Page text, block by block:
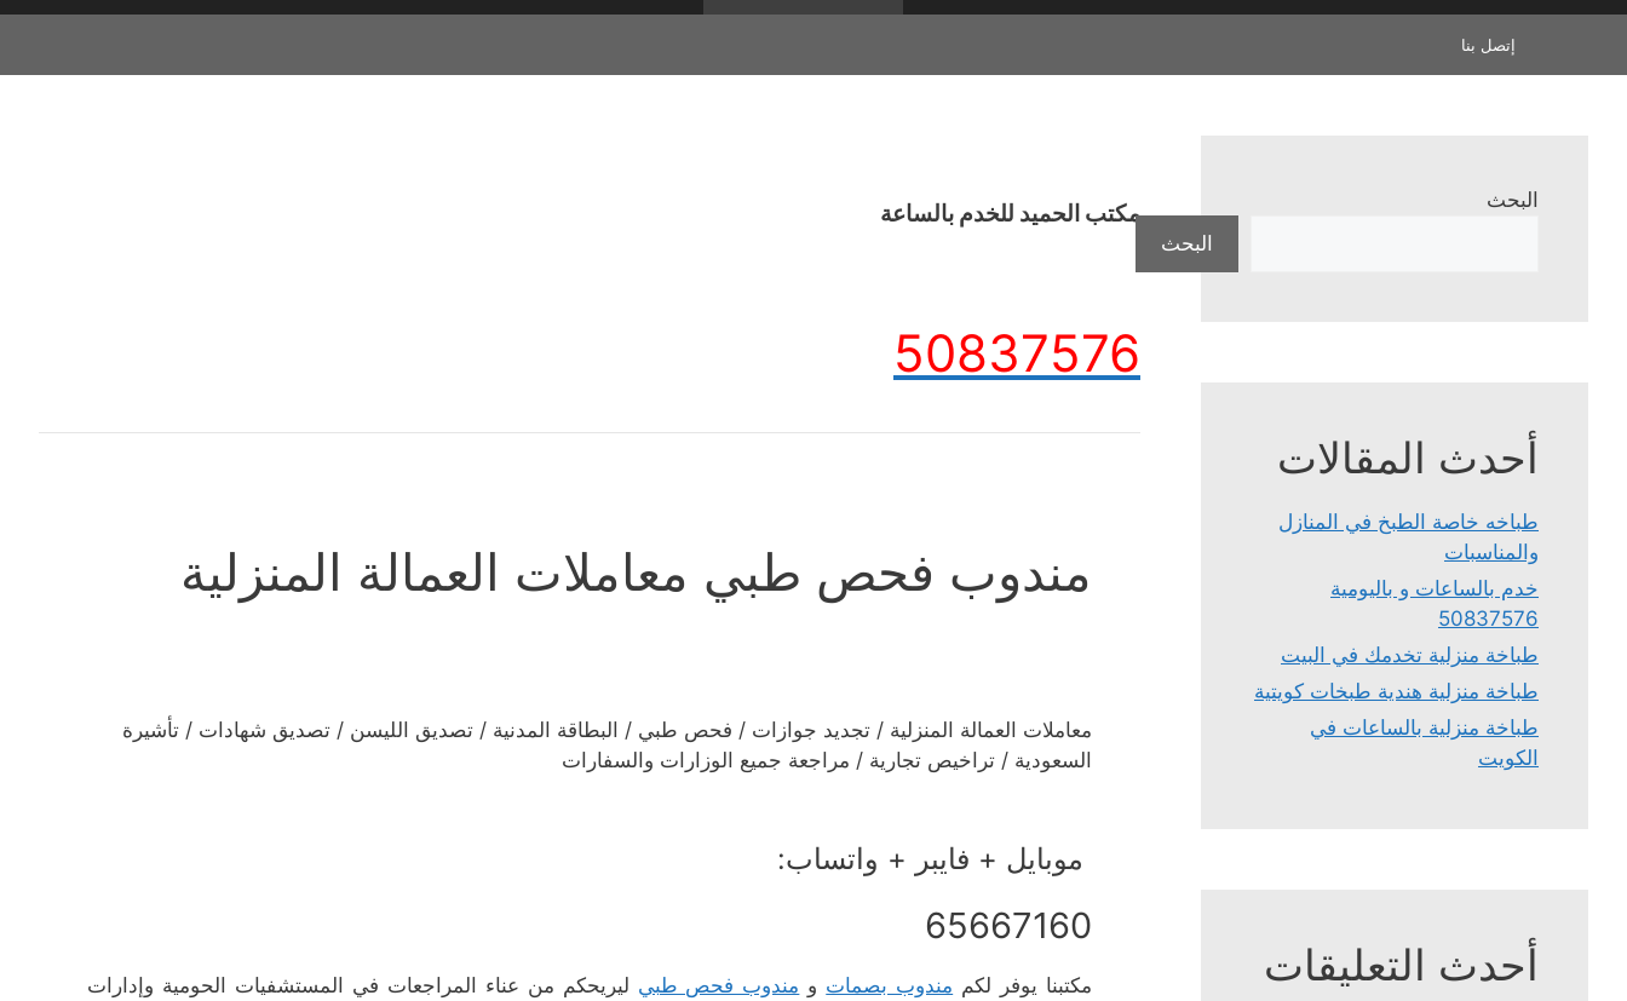
إتصل بنا
مكتب الحميد للخدم بالساعة
50837576
مندوب فحص طبي معاملات العمالة المنزلية
معاملات العمالة المنزلية / تجديد جوازات / فحص طبي / البطاقة المدنية / تصديق الليسن / تصديق شهادات / تأشيرة
السعودية / تراخيص تجارية / مراجعة جميع الوزارات والسفارات​
موبايل + فايبر + واتساب:
65667160
مكتبنا يوفر لكم مندوب بصمات و مندوب فحص طبي ليريحكم من عناء المراجعات في المستشفيات الحومية وإدارات
البحث
البحث
أحدث المقالات
طباخه خاصة الطبخ في المنازل
والمناسبات
خدم بالساعات و باليومية
50837576
طباخة منزلية تخدمك في البيت
طباخة منزلية هندية طبخات كويتية
طباخة منزلية بالساعات في
الكويت
أحدث التعليقات